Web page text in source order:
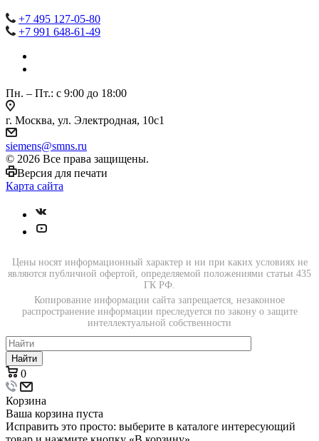
+7 495 127-05-80
+7 991 648-61-49
Пн. – Пт.: с 9:00 до 18:00
г. Москва, ул. Электродная, 10с1
siemens@smns.ru
© 2026 Все права защищены.
Версия для печати
Карта сайта
Цены носят информационный характер и ни при каких условиях не
являются публичной офертой, определяемой положениями статьи 435
ГК РФ.
Копирование информации сайта запрещается, незаконное
распространение информации преследуется по закону о защите
интеллектуальной собственности
Найти
0
Корзина
Ваша корзина пуста
Исправить это просто: выберите в каталоге интересующий